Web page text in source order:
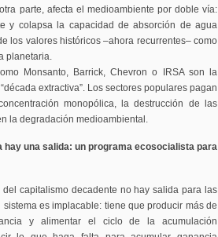
parte, afecta el medioambiente por doble vía:
y colapsa la capacidad de absorción de agua
los valores históricos –ahora recurrentes– como
planetaria.
Monsanto, Barrick, Chevron o IRSA son la
extractiva”. Los sectores populares pagan
monopólica, la destrucción de las
la degradación medioambiental.
una salida: un programa ecosocialista para
capitalismo decadente no hay salida para las
es implacable: tiene que producir más de
y alimentar el ciclo de la acumulación